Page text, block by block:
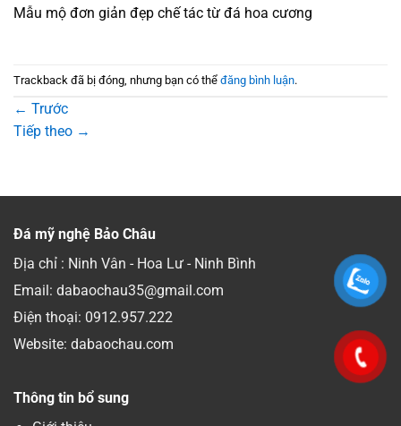
Mẫu mộ đơn giản đẹp chế tác từ đá hoa cương
Trackback đã bị đóng, nhưng bạn có thể đăng bình luận.
← Trước
Tiếp theo →
Đá mỹ nghệ Bảo Châu
Địa chỉ : Ninh Vân - Hoa Lư - Ninh Bình
Email: dabaochau35@gmail.com
Điện thoại: 0912.957.222
Website: dabaochau.com
Thông tin bổ sung